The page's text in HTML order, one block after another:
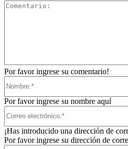
Por favor ingrese su comentario!
Por favor ingrese su nombre aquí
¡Has introducido una dirección de
Por favor ingrese su dirección de